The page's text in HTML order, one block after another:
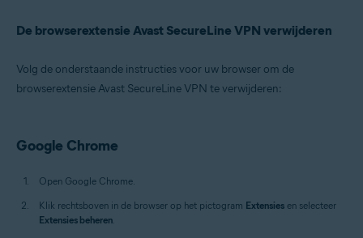
De browserextensie Avast SecureLine VPN verwijderen
Volg de onderstaande instructies voor uw browser om de
browserextensie Avast SecureLine VPN te verwijderen:
Google Chrome
Open Google Chrome.
Klik rechtsboven in de browser op het pictogram Extensies en selecteer
Extensies beheren.